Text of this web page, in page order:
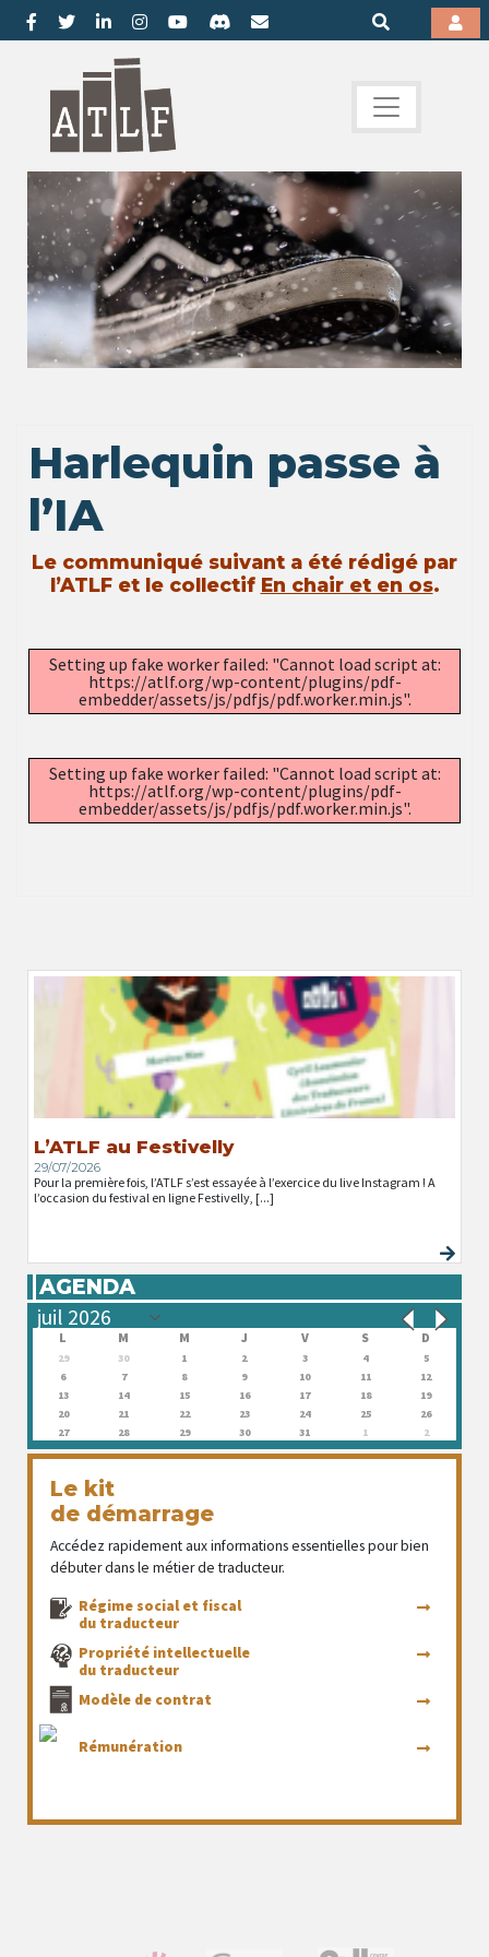
Harlequin passe à
l’IA
Le communiqué suivant a été rédigé par
l’ATLF et le collectif En chair et en os.
Setting up fake worker failed: "Cannot load script at:
https://atlf.org/wp-content/plugins/pdf-
embedder/assets/js/pdfjs/pdf.worker.min.js".
Setting up fake worker failed: "Cannot load script at:
https://atlf.org/wp-content/plugins/pdf-
embedder/assets/js/pdfjs/pdf.worker.min.js".
L’ATLF au Festivelly
29/07/2026
Pour la première fois, l’ATLF s’est essayée à l’exercice du live Instagram ! A
l’occasion du festival en ligne Festivelly, [...]
AGENDA
L M M J V S D
29 30 1 2 3 4
5
6
7 8 9 10 11
12
13
14 15 16 17 18
19
20
21 22 23 24 25
26
27
28 29 30 31 1 2
Le kit
de démarrage
Accédez rapidement aux informations essentielles pour bien
débuter dans le métier de traducteur.
Régime social et fiscal
du traducteur
Propriété intellectuelle
du traducteur
Modèle de contrat
Rémunération